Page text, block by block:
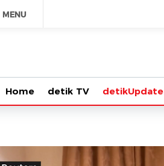
MENU
Home detik TV detikUpdate